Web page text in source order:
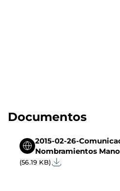
Documentos
2015-02-26-
Nombramientos
(56.19 KB)